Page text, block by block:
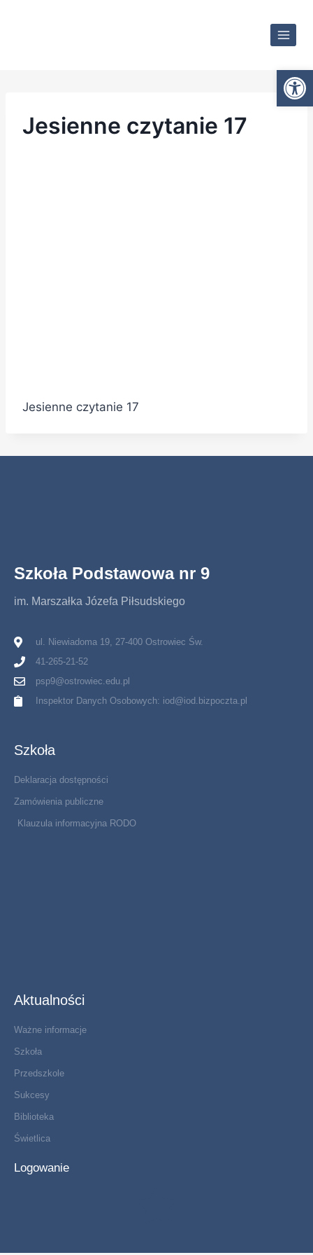
Jesienne czytanie 17
Jesienne czytanie 17
Szkoła Podstawowa nr 9
im. Marszałka Józefa Piłsudskiego
ul. Niewiadoma 19, 27-400 Ostrowiec Św.
41-265-21-52
psp9@ostrowiec.edu.pl
Inspektor Danych Osobowych: iod@iod.bizpoczta.pl
Szkoła
Deklaracja dostępności
Zamówienia publiczne
Klauzula informacyjna RODO
Aktualności
Ważne informacje
Szkoła
Przedszkole
Sukcesy
Biblioteka
Świetlica
Logowanie